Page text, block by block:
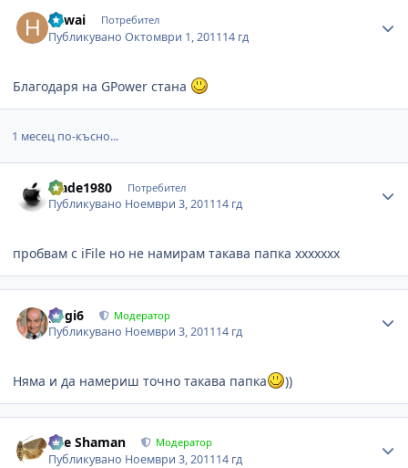
hawai Потребител
ПубликуваноОктомври 1, 201114 гд
Благодаря на GPower стана
1 месец по-късно...
blade1980 Потребител
Публикувано Ноември 3, 201114 гд
пробвам с iFile но не намирам такава папка ххххххх
gogi6 Модератор
Публикувано Ноември 3, 201114 гд
Няма и да намериш точно такава папка ))
The Shaman Модератор
Публикувано Ноември 3, 201114 гд